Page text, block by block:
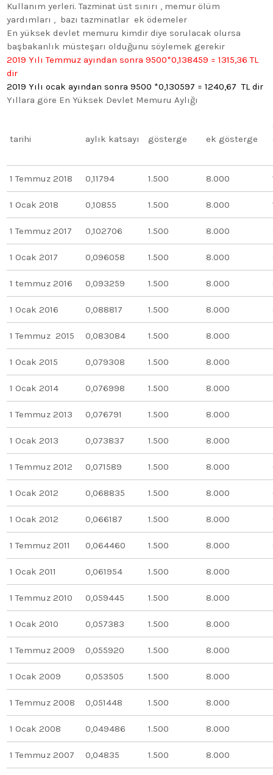
Kullanım yerleri. Tazminat üst sınırı , memur ölüm
yardımları , bazı tazminatlar ek ödemeler
En yüksek devlet memuru kimdir diye sorulacak olursa
başbakanlık müsteşarı olduğunu söylemek gerekir
2019 Yılı Temmuz ayından sonra 9500*0,138459 = 1315,36 TL
dir
2019 Yılı ocak ayından sonra 9500 *0,130597 = 1240,67 TL dir
Yıllara göre En Yüksek Devlet Memuru Aylığı
tarihi aylık katsayı gösterge ek gösterge
1 Temmuz 2018 0,11794 1.500 8.000
1 Ocak 2018 0,10855 1.500 8.000
1 Temmuz 2017 0,102706 1.500 8.000
1 Ocak 2017 0,096058 1.500 8.000
1 temmuz 2016 0,093259 1.500 8.000
1 Ocak 2016 0,088817 1.500 8.000
1 Temmuz 2015 0,083084 1.500 8.000
1 Ocak 2015 0,079308 1.500 8.000
1 Ocak 2014 0,076998 1.500 8.000
1 Temmuz 2013 0,076791 1.500 8.000
1 Ocak 2013 0,073837 1.500 8.000
1 Temmuz 2012 0,071589 1.500 8.000
1 Ocak 2012 0,068835 1.500 8.000
1 Ocak 2012 0,066187 1.500 8.000
1 Temmuz 2011 0,064460 1.500 8.000
1 Ocak 2011 0,061954 1.500 8.000
1 Temmuz 2010 0,059445 1.500 8.000
1 Ocak 2010 0,057383 1.500 8.000
1 Temmuz 2009 0,055920 1.500 8.000
1 Ocak 2009 0,053505 1.500 8.000
1 Temmuz 2008 0,051448 1.500 8.000
1 Ocak 2008 0,049486 1.500 8.000
1 Temmuz 2007 0,04835 1.500 8.000